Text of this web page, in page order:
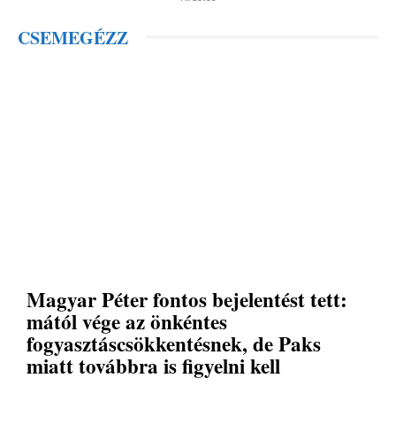
CSEMEGÉZZ
Magyar Péter fontos bejelentést tett:
mától vége az önkéntes
fogyasztáscsökkentésnek, de Paks
miatt továbbra is figyelni kell